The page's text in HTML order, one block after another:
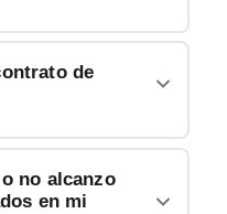
de
no alcanzo
en mi